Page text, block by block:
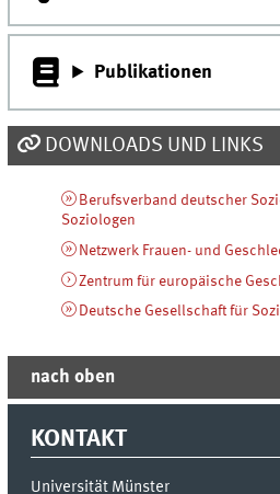
Publikationen
DOWNLOADS UND LINKS
Berufsverband deutscher
Soziologen
Netzwerk Frauen- und
Zentrum für europäische
Deutsche Gesellschaft für
nach oben
KONTAKT
Universität Münster